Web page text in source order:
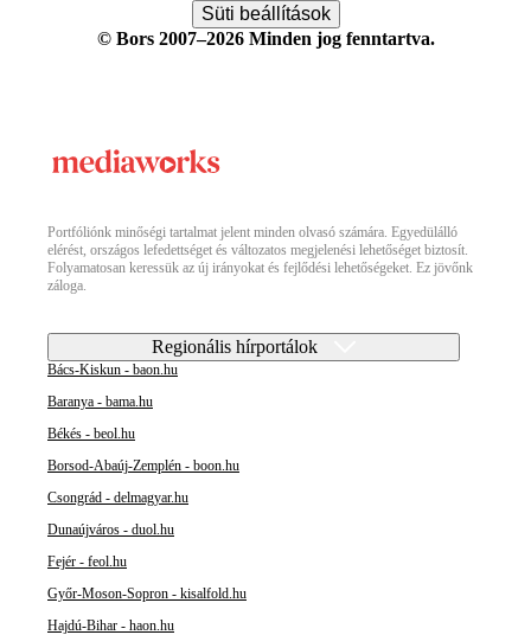
Süti beállítások
© Bors 2007–2026 Minden jog fenntartva.
Portfóliónk minőségi tartalmat jelent minden olvasó számára. Egyedülálló
elérést, országos lefedettséget és változatos megjelenési lehetőséget biztosít.
Folyamatosan keressük az új irányokat és fejlődési lehetőségeket. Ez jövőnk
záloga.
Regionális hírportálok
Bács-Kiskun - baon.hu
Baranya - bama.hu
Békés - beol.hu
Borsod-Abaúj-Zemplén - boon.hu
Csongrád - delmagyar.hu
Dunaújváros - duol.hu
Fejér - feol.hu
Győr-Moson-Sopron - kisalfold.hu
Hajdú-Bihar - haon.hu